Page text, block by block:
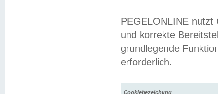
PEGELONLINE nutzt
und korrekte
grundlegende
erforderlich.
Cookiebezeichung